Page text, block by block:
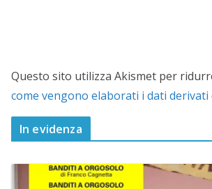
Questo sito utilizza Akismet per
come vengono elaborati i dati derivati
In evidenza